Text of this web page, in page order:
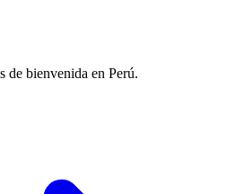
de bienvenida en Perú.